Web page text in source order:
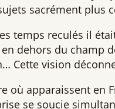
sacrément plus
temps reculés il
dehors du champ
Cette vision
où apparaissent en
se soucie